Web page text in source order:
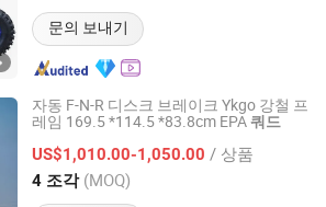
문의 보내기
자동 F-N-R 디스크 브레이크 Ykgo 강철 프
레임 169.5 *114.5 *83.8cm EPA쿼드
US$1,010.00-1,050.00 / 상품
4 조각 (MOQ)
Ltd.
이후 2026